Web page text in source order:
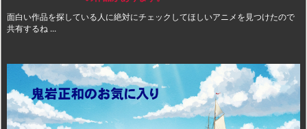
面白い作品を探している人に絶対にチェックしてほしいアニメを見つけたので
共有するね ...